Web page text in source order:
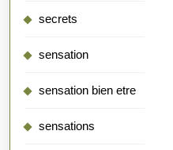
secrets
sensation
sensation bien etre
sensations